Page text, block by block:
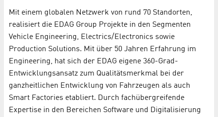
Mit einem globalen Netzwerk von rund 70 Standorten,
realisiert die EDAG Group Projekte in den Segmenten
Vehicle Engineering, Electrics/Electronics sowie
Production Solutions. Mit über 50 Jahren Erfahrung im
Engineering, hat sich der EDAG eigene 360-Grad-
Entwicklungsansatz zum Qualitätsmerkmal bei der
ganzheitlichen Entwicklung von Fahrzeugen als auch
Smart Factories etabliert. Durch fachübergreifende
Expertise in den Bereichen Software und Digitalisierung